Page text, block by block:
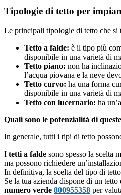
Tipologie di tetto per
Le principali tipologie di tetto che si
Tetto a falde: è il tipo più
disponibile in una varietà di
Tetto piano: non ha
l’acqua piovana e la neve
Tetto curvo: ha una forma
disponibile in una varietà di
Tetto con lucernario: ha
Quali sono le potenzialità di
In generale, tutti i tipi di tetto
I tetti a falde sono spesso la scelta
ma possono richiedere
In definitiva, la scelta del tipo di
Se la tua azienda dispone di un
numero verde 800955358 per